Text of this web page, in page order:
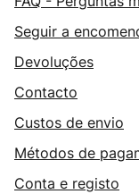
Seguir a
Devoluções
Contacto
Custos de envio
Métodos de
Conta e registo